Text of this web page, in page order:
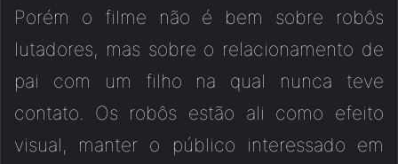
Porém o filme não é bem sobre robôs
lutadores, mas sobre o relacionamento de
pai com um filho na qual nunca teve
contato. Os robôs estão ali como efeito
visual, manter o público interessado em